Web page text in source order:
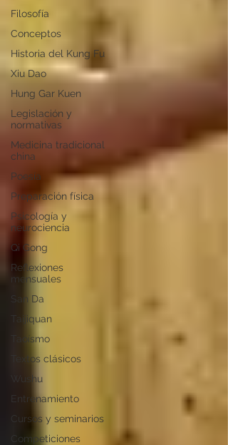
Filosofía
Conceptos
Historia del Kung Fu
Xiu Dao
Hung Gar Kuen
Legislación y
normativas
Medicina tradicional
china
Poesía
Preparación física
Psicología y
neurociencia
Qi Gong
Reflexiones
mensuales
San Da
Taijiquan
Taoísmo
Textos clásicos
Wushu
Entrenamiento
Cursos y seminarios
Competiciones